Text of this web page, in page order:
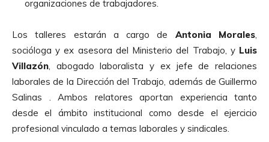
organizaciones de trabajadores.
Los talleres estarán a cargo de Antonia Morales
socióloga y ex asesora del Ministerio del Trabajo, y Luis
Villazón , abogado laboralista y ex jefe de relaciones
laborales de la Dirección del Trabajo, además de Guillermo
Salinas . Ambos relatores aportan experiencia tanto
desde el ámbito institucional como desde el ejercicio
profesional vinculado a temas laborales y sindicales.